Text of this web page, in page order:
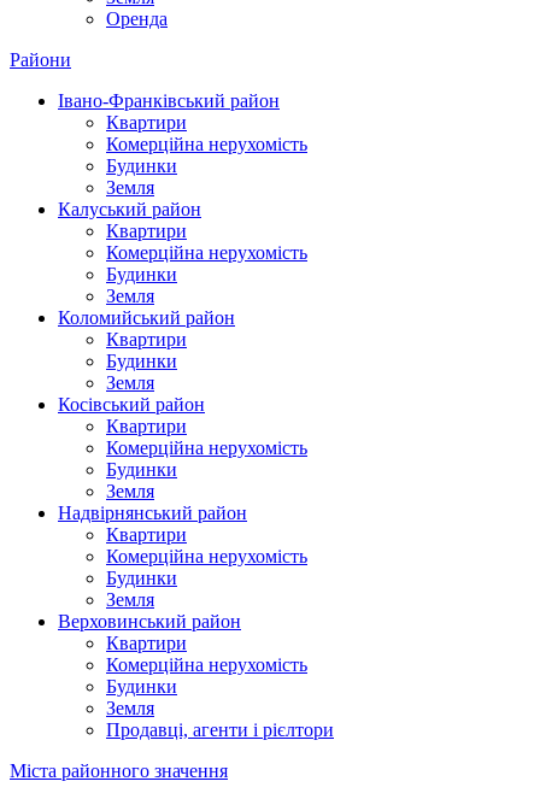
Оренда
Райони
Івано-Франківський район
Квартири
Комерційна нерухомість
Будинки
Земля
Калуський район
Квартири
Комерційна нерухомість
Будинки
Земля
Коломийський район
Квартири
Будинки
Земля
Косівський район
Квартири
Комерційна нерухомість
Будинки
Земля
Надвірнянський район
Квартири
Комерційна нерухомість
Будинки
Земля
Верховинський район
Квартири
Комерційна нерухомість
Будинки
Земля
Продавці, агенти і рієлтори
Міста районного значення